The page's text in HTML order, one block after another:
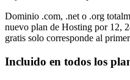
Dominio .com, .net o .org
nuevo plan de Hosting por 12,
gratis solo corresponde al
Incluido en todos los